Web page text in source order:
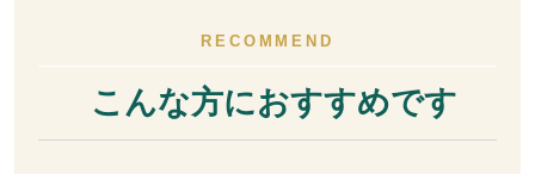
RECOMMEND
こんな方におすすめです